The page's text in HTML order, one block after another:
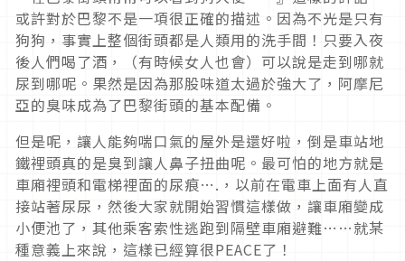
或許對於巴黎不是一項很正確的描述。因為不光是只有
狗狗，事實上整個街頭都是人類用的洗手間！只要入夜
後人們喝了酒，（有時候女人也會）可以說是走到哪就
尿到哪呢。果然是因為那股味道太過於強大了，阿摩尼
亞的臭味成為了巴黎街頭的基本配備。
但是呢，讓人能夠喘口氣的屋外是還好啦，倒是車站地
鐵裡頭真的是臭到讓人鼻子扭曲呢。最可怕的地方就是
車廂裡頭和電梯裡面的尿痕….，以前在電車上面有人直
接站著尿尿，然後大家就開始習慣這樣做，讓車廂變成
小便池了，其他乘客索性逃跑到隔壁車廂避難……就某
種意義上來說，這樣已經算很PEACE了！